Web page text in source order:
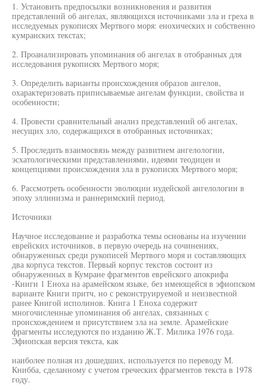
1. Установить предпосылки возникновения и развития
представлений об ангелах, являющихся источниками зла и греха в
исследуемых рукописях Мертвого моря: енохических и собственно
кумранских текстах;
2. Проанализировать упоминания об ангелах в отобранных для
исследования рукописях Мертвого моря;
3. Определить варианты происхождения образов ангелов,
охарактеризовать приписываемые ангелам функции, свойства и
особенности;
4. Провести сравнительный анализ представлений об ангелах,
несущих зло, содержащихся в отобранных источниках;
5. Проследить взаимосвязь между развитием ангелологии,
эсхатологическими представлениями, идеями теодицеи и
концепциями происхождения зла в рукописях Мертвого моря;
6. Рассмотреть особенности эволюции иудейской ангелологии в
эпоху эллинизма и раннеримский период.
Источники
Научное исследование и разработка темы основаны на изучении
еврейских источников, в первую очередь на сочинениях,
обнаруженных среди рукописей Мертвого моря и составляющих
два корпуса текстов. Первый корпус текстов состоит из
обнаруженных в Кумране фрагментов еврейского апокрифа
-Книги 1 Еноха на арамейском языке, без имеющейся в эфиопском
варианте Книги притч, но с реконструируемой и неизвестной
ранее Книгой исполинов. Книга 1 Еноха содержит
многочисленные упоминания об ангелах, связанных с
происхождением и присутствием зла на земле. Арамейские
фрагменты исследуются по изданию Ж.Т. Милика 1976 года.
Эфиопская версия текста, как
наиболее полная из дошедших, используется по переводу М.
Книбба, сделанному с учетом греческих фрагментов текста в 1978
году.